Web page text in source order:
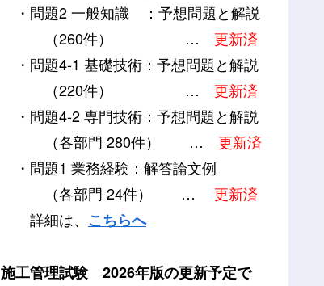
・問題2 一般知識 ：予想問題と解説
（260件） … 更新済
・問題4-1 基礎技術：予想問題と解説
（220件） … 更新済
・問題4-2 専門技術：予想問題と解説
（各部門 280件） … 更新済
・問題1 業務経験：解答論文例
（各部門 24件） … 更新済
詳細は、 こちらへ
施工管理試験 2026年版の更新予定で